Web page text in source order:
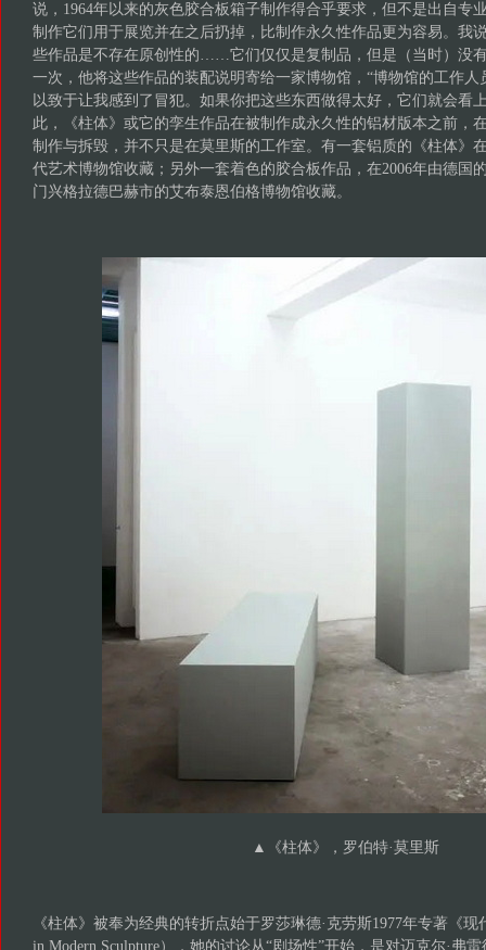
说，1964年以来的灰色胶合板箱子制作得合乎要求，但不是出自专
制作它们用于展览并在之后扔掉，比制作永久性作品更为容易。我
些作品是不存在原创性的……它们仅仅是复制品，但是（当时）没
一次，他将这些作品的装配说明寄给一家博物馆，“博物馆的工作
以致于让我感到了冒犯。如果你把这些东西做得太好，它们就会看
此，《柱体》或它的孪生作品在被制作成永久性的铝材版本之前，
制作与拆毁，并不只是在莫里斯的工作室。有一套铝质的《柱体》
代艺术博物馆收藏；另外一套着色的胶合板作品，在2006年由德国
门兴格拉德巴赫市的艾布泰恩伯格博物馆收藏。
▲《柱体》，罗伯特·莫里斯
《柱体》被奉为经典的转折点始于罗莎琳德·克劳斯1977年专著《现
in Modern Sculpture），她的讨论从“剧场性”开始，是对迈克尔·弗